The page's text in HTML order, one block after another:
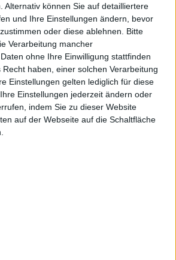
Alternativ können Sie auf detailliertere
und Ihre Einstellungen ändern, bevor
oder diese ablehnen.
Bitte
Verarbeitung mancher
ohne Ihre Einwilligung stattfinden
haben, einer solchen Verarbeitung
Einstellungen gelten lediglich für diese
Einstellungen jederzeit ändern oder
indem Sie zu dieser Website
auf der Webseite auf die Schaltfläche
verloren hatte, wurde Danilović
überrollt und
eine Spielerin, die dafür
Matches zuzumachen. „Da waren
gab sie zu. „Ich meine, bei 0:4
gesagt: ‚OK, spiel einfach. Hol
Punkt für Punkt.‘“
erwies sich als
wurde lockerer, schlug frei